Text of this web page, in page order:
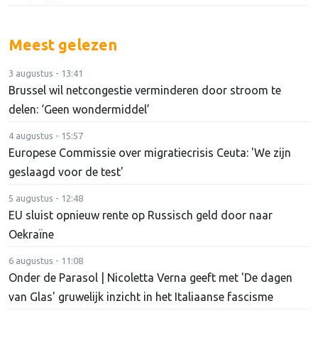
Meest gelezen
3 augustus - 13:41
Brussel wil netcongestie verminderen door stroom te
delen: ‘Geen wondermiddel’
4 augustus - 15:57
Europese Commissie over migratiecrisis Ceuta: 'We zijn
geslaagd voor de test'
5 augustus - 12:48
EU sluist opnieuw rente op Russisch geld door naar
Oekraïne
6 augustus - 11:08
Onder de Parasol | Nicoletta Verna geeft met 'De dagen
van Glas' gruwelijk inzicht in het Italiaanse fascisme